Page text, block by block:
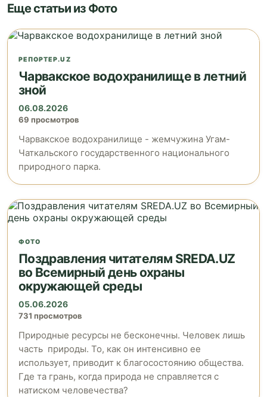
Еще статьи из Фото
РЕПОРТЕР.UZ
Чарвакское водохранилище в летний
зной
06.08.2026
69 просмотров
Чарвакское водохранилище - жемчужина Угам-
Чаткальского государственного национального
природного парка.
ФОТО
Поздравления читателям SREDA.UZ
во Всемирный день охраны
окружающей среды
05.06.2026
731 просмотров
Природные ресурсы не бесконечны. Человек лишь
часть природы. То, как он интенсивно ее
использует, приводит к благосостоянию общества.
Где та грань, когда природа не справляется с
натиском человечества?